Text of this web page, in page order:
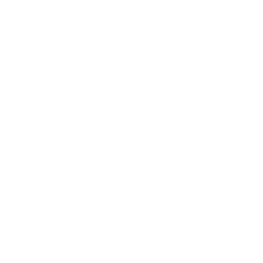
da parte dei contribuenti che aderiscono al cd.
ad una società, laddove quest’ultima,
dalla società, debba corrispondere una somma di
dalla legge di bilancio 2025 (art. 1, co. da 57 a 63,
all’autorizzazione UE; in attesa di tale autorizzazione, la